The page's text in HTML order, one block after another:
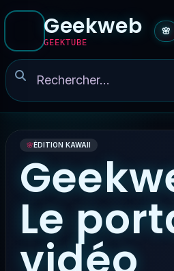
Geekweb
GEEKTUBE
🌸
🌸ÉDITION KAWAII
Le